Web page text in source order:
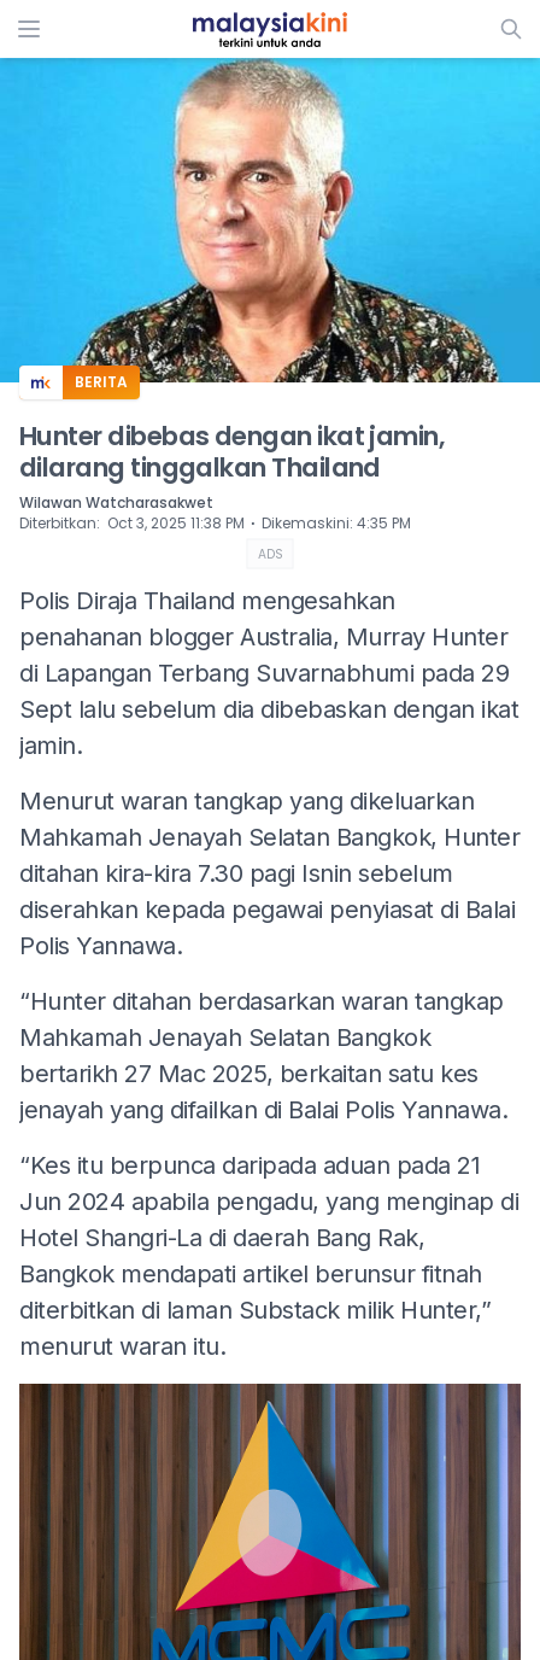
ADS
BERITA
Hunter dibebas dengan ikat jamin,
dilarang tinggalkan Thailand
Wilawan Watcharasakwet
Diterbitkan: Oct 3, 2025 11:38 PM ⋅ Dikemaskini: 4:35 PM
ADS
Polis Diraja Thailand mengesahkan
penahanan blogger Australia, Murray Hunter
di Lapangan Terbang Suvarnabhumi pada 29
Sept lalu sebelum dia dibebaskan dengan ikat
jamin.
Menurut waran tangkap yang dikeluarkan
Mahkamah Jenayah Selatan Bangkok, Hunter
ditahan kira-kira 7.30 pagi Isnin sebelum
diserahkan kepada pegawai penyiasat di Balai
Polis Yannawa.
“Hunter ditahan berdasarkan waran tangkap
Mahkamah Jenayah Selatan Bangkok
bertarikh 27 Mac 2025, berkaitan satu kes
jenayah yang difailkan di Balai Polis Yannawa.
“Kes itu berpunca daripada aduan pada 21
Jun 2024 apabila pengadu, yang menginap di
Hotel Shangri-La di daerah Bang Rak,
Bangkok mendapati artikel berunsur fitnah
diterbitkan di laman Substack milik Hunter,”
menurut waran itu.